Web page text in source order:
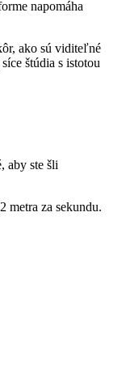
napomáha
ako sú viditeľné
štúdia s istotou
aby ste šli
metra za sekundu.